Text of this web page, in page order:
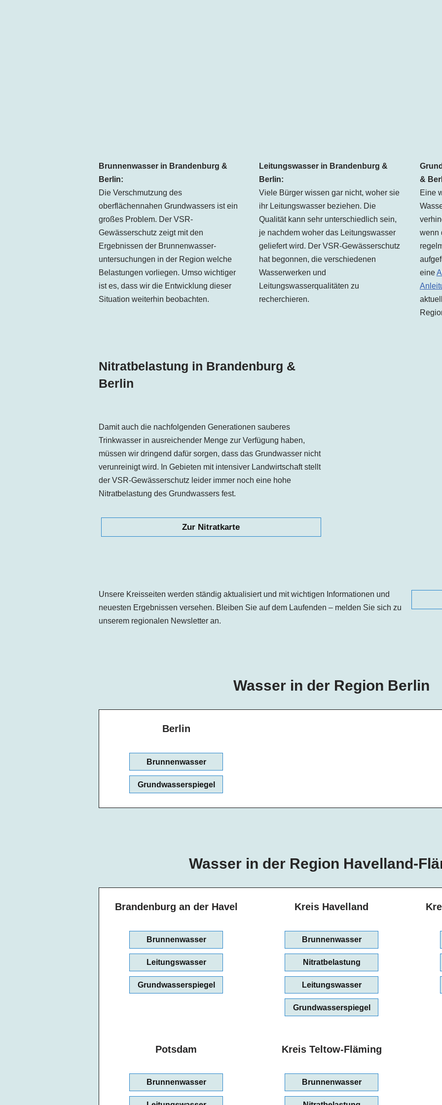
Brunnenwasser in Brandenburg &
Berlin:
Die Verschmutzung des
oberflächennahen Grundwassers ist ein
großes Problem. Der VSR-
Gewässerschutz zeigt mit den
Ergebnissen der Brunnenwasser-
untersuchungen in der Region welche
Belastungen vorliegen. Umso wichtiger
ist es, dass wir die Entwicklung dieser
Situation weiterhin beobachten.
Leitungswasser in Brandenburg &
Berlin:
Viele Bürger wissen gar nicht, woher sie
ihr Leitungswasser beziehen. Die
Qualität kann sehr unterschiedlich sein,
je nachdem woher das Leitungswasser
geliefert wird. Der VSR-Gewässerschutz
hat begonnen, die verschiedenen
Wasserwerken und
Leitungswasserqualitäten zu
recherchieren.
&
Eine
wenn
eine
Nitratbelastung in Brandenburg &
Berlin
Damit auch die nachfolgenden Generationen sauberes
Trinkwasser in ausreichender Menge zur Verfügung haben,
müssen wir dringend dafür sorgen, dass das Grundwasser nicht
verunreinigt wird. In Gebieten mit intensiver Landwirtschaft stellt
der VSR-Gewässerschutz leider immer noch eine hohe
Nitratbelastung des Grundwassers fest.
Zur Nitratkarte
Unsere Kreisseiten werden ständig aktualisiert und mit wichtigen Informationen und
neuesten Ergebnissen versehen. Bleiben Sie auf dem Laufenden – melden Sie sich zu
unserem regionalen Newsletter an.
Wasser in der Region Berlin
Berlin
Brunnenwasser
Grundwasserspiegel
Wasser in der Region Havelland-
Brandenburg an der Havel
Brunnenwasser
Leitungswasser
Grundwasserspiegel
Kreis Havelland
Brunnenwasser
Nitratbelastung
Leitungswasser
Grundwasserspiegel
Potsdam
Brunnenwasser
Kreis Teltow-Fläming
Brunnenwasser